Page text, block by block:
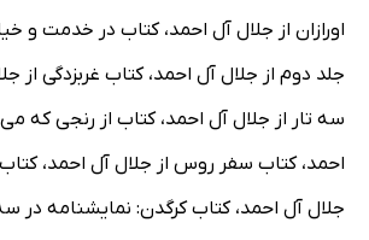
اورازان از جلال آل احمد، کتاب در خدمت و
جلد دوم از جلال آل احمد، کتاب غربزدگی از
سه تار از جلال آل احمد، کتاب از رنجی که می
احمد، کتاب سفر روس از جلال آل احمد، کتاب
جلال آل احمد، کتاب کرگدن: نمایشنامه در